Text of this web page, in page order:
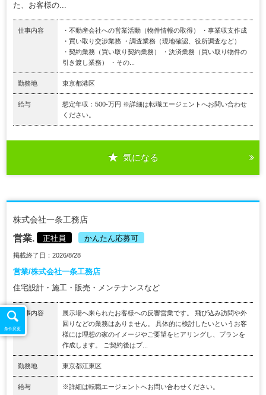
た、お客様の...
仕事内容
・不動産会社への営業活動（物件情報の取得） ・事業収支作成
・買い取り交渉業務 ・調査業務（現地確認、役所調査など）
・契約業務（買い取り契約業務） ・決済業務（買い取り物件の
引き渡し業務） ・その...
勤務地 東京都港区
給与
想定年収：500-万円 ※詳細は転職エージェントへお問い合わせ
ください。
気になる
株式会社一条工務店
営業. 正社員 かんたん応募可
掲載終了日：2026/8/28
営業/株式会社一条工務店
住宅設計・施工・販売・メンテナンスなど
仕事内容
展示場へ来られたお客様への反響営業です。 飛び込み訪問や外
回りなどの業務はありません。 具体的に検討したいというお客
様には理想の家のイメージやご要望をヒアリングし、プランを
作成します。 ご契約後はプ...
勤務地 東京都江東区
給与 ※詳細は転職エージェントへお問い合わせください。
条件変更